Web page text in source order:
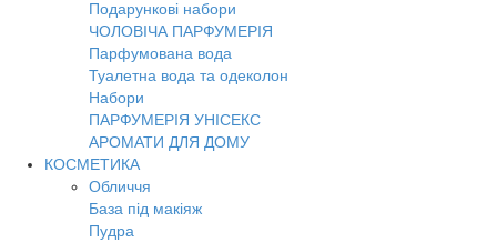
Подарункові набори
ЧОЛОВІЧА ПАРФУМЕРІЯ
Парфумована вода
Туалетна вода та одеколон
Набори
ПАРФУМЕРІЯ УНІСЕКС
АРОМАТИ ДЛЯ ДОМУ
КОСМЕТИКА
Обличчя
База під макіяж
Пудра